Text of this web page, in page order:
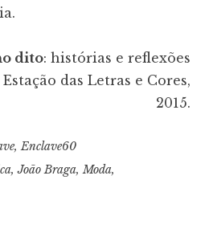
dito: histórias e reflexões
das Letras e Cores,
2015.
,Enclave60
,João Braga,Moda,